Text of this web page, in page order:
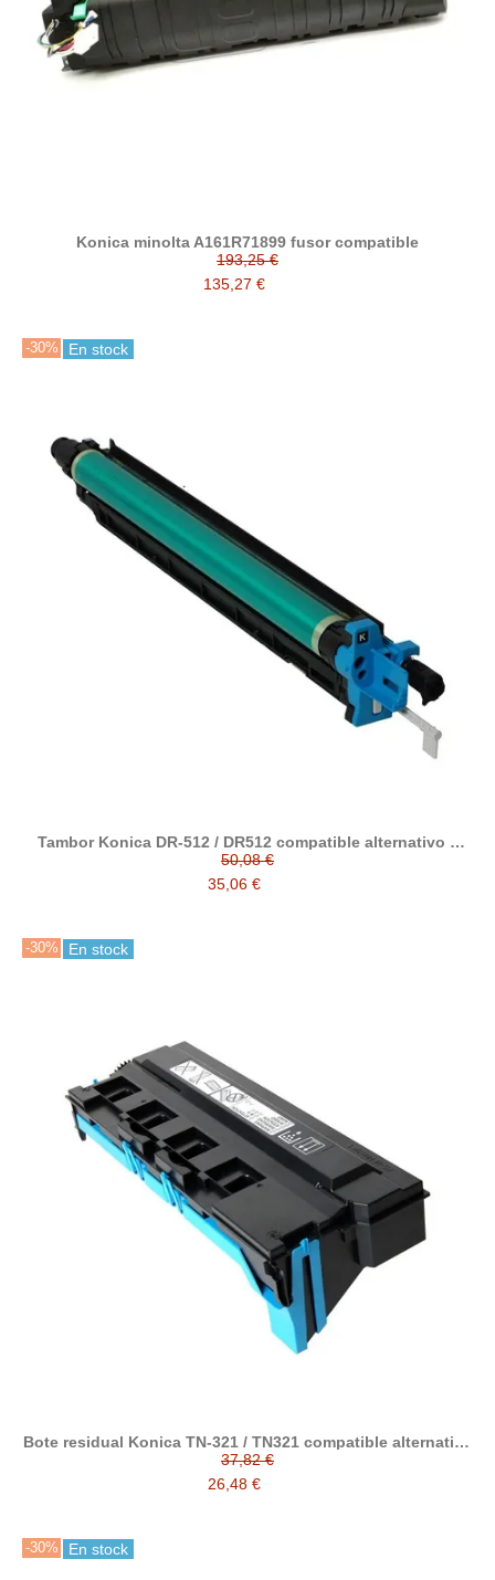
Konica minolta A161R71899 fusor compatible
193,25 €
135,27 €
-30% En stock
Tambor Konica DR-512 / DR512 compatible alternativo a
A2XN0RD / A2XN0TD
50,08 €
35,06 €
-30% En stock
Bote residual Konica TN-321 / TN321 compatible alternativo
a WX-103 / A4NNWY1
37,82 €
26,48 €
-30% En stock